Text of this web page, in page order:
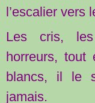
l’escalier vers
Les cris,
horreurs, tout
blancs, il le
jamais.